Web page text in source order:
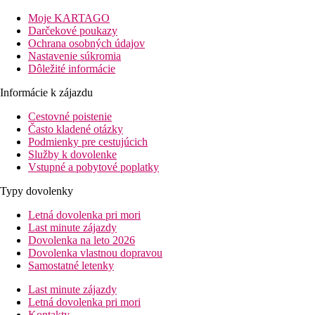
pláže: 10 m (prístup po schodoch)
letisko: 67 km Varna
centrá: 0.5 km
nákupných možností: 200 m
klimatizácia
telefón
TV so satelitným príjmom
Wi-Fi (zdarma)
vlastné sociálne zariadenie (kúpeľňa, sušič vlasov, WC)
Ostatné typy izieb(pokiaľ nie je uvedené inak, majú izby vyššie
Apartmán, výhľad na more
Apartmán, priestranný, výhľad na more
Popis hotela
vstupná hala s recepciou
hlavná reštaurácia
Moje KARTAGO
Darčekové poukazy
Ochrana osobných údajov
Nastavenie súkromia
Dôležité informácie
Informácie k zájazdu
Cestovné poistenie
Často kladené otázky
Podmienky pre cestujúcich
Služby k dovolenke
Vstupné a pobytové poplatky
Typy dovolenky
Letná dovolenka pri mori
Last minute zájazdy
Dovolenka na leto 2026
Dovolenka vlastnou dopravou
Samostatné letenky
Last minute zájazdy
Letná dovolenka pri mori